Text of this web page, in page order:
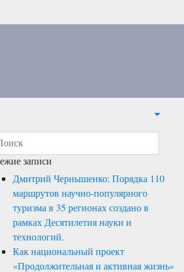
записи
Дмитрий Чернышенко: Порядка 110
маршрутов научно-популярного
туризма в 35 регионах создано в
рамках Десятилетия науки и
технологий.
Как национальный проект
«Продолжительная и активная жизнь»